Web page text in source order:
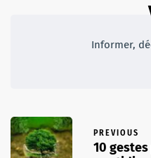
Informer,
PREVIOUS
10